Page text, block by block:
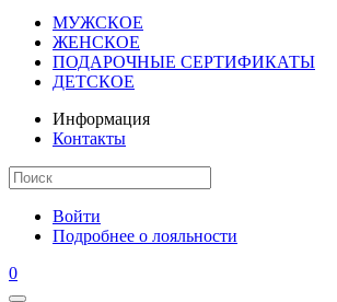
МУЖСКОЕ
ЖЕНСКОЕ
ПОДАРОЧНЫЕ СЕРТИФИКАТЫ
ДЕТСКОЕ
Информация
Контакты
Войти
Подробнее о лояльности
0